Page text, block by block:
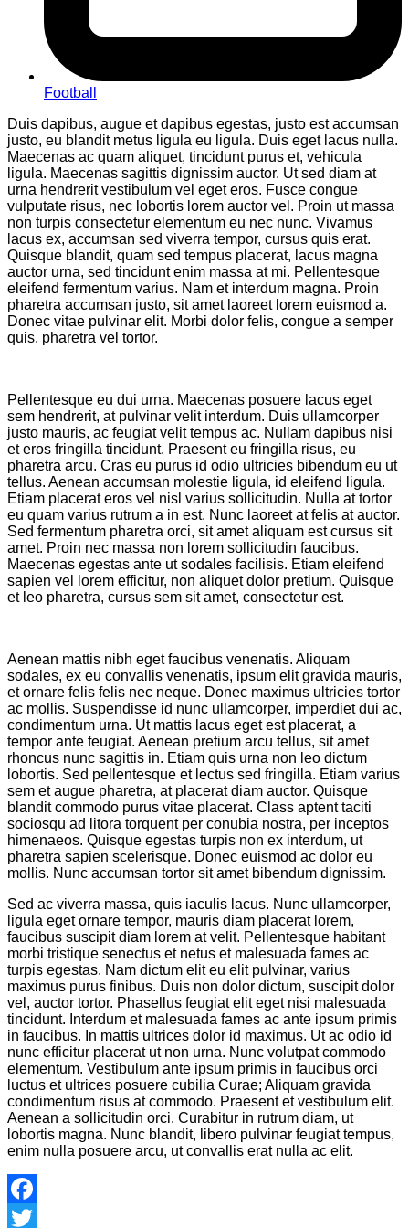
Football
Duis dapibus, augue et dapibus egestas, justo est accumsan
justo, eu blandit metus ligula eu ligula. Duis eget lacus nulla.
Maecenas ac quam aliquet, tincidunt purus et, vehicula
ligula. Maecenas sagittis dignissim auctor. Ut sed diam at
urna hendrerit vestibulum vel eget eros. Fusce congue
vulputate risus, nec lobortis lorem auctor vel. Proin ut massa
non turpis consectetur elementum eu nec nunc. Vivamus
lacus ex, accumsan sed viverra tempor, cursus quis erat.
Quisque blandit, quam sed tempus placerat, lacus magna
auctor urna, sed tincidunt enim massa at mi. Pellentesque
eleifend fermentum varius. Nam et interdum magna. Proin
pharetra accumsan justo, sit amet laoreet lorem euismod a.
Donec vitae pulvinar elit. Morbi dolor felis, congue a semper
quis, pharetra vel tortor.
Pellentesque eu dui urna. Maecenas posuere lacus eget
sem hendrerit, at pulvinar velit interdum. Duis ullamcorper
justo mauris, ac feugiat velit tempus ac. Nullam dapibus nisi
et eros fringilla tincidunt. Praesent eu fringilla risus, eu
pharetra arcu. Cras eu purus id odio ultricies bibendum eu ut
tellus. Aenean accumsan molestie ligula, id eleifend ligula.
Etiam placerat eros vel nisl varius sollicitudin. Nulla at tortor
eu quam varius rutrum a in est. Nunc laoreet at felis at auctor.
Sed fermentum pharetra orci, sit amet aliquam est cursus sit
amet. Proin nec massa non lorem sollicitudin faucibus.
Maecenas egestas ante ut sodales facilisis. Etiam eleifend
sapien vel lorem efficitur, non aliquet dolor pretium. Quisque
et leo pharetra, cursus sem sit amet, consectetur est.
Aenean mattis nibh eget faucibus venenatis. Aliquam
sodales, ex eu convallis venenatis, ipsum elit gravida mauris,
et ornare felis felis nec neque. Donec maximus ultricies tortor
ac mollis. Suspendisse id nunc ullamcorper, imperdiet dui ac,
condimentum urna. Ut mattis lacus eget est placerat, a
tempor ante feugiat. Aenean pretium arcu tellus, sit amet
rhoncus nunc sagittis in. Etiam quis urna non leo dictum
lobortis. Sed pellentesque et lectus sed fringilla. Etiam varius
sem et augue pharetra, at placerat diam auctor. Quisque
blandit commodo purus vitae placerat. Class aptent taciti
sociosqu ad litora torquent per conubia nostra, per inceptos
himenaeos. Quisque egestas turpis non ex interdum, ut
pharetra sapien scelerisque. Donec euismod ac dolor eu
mollis. Nunc accumsan tortor sit amet bibendum dignissim.
Sed ac viverra massa, quis iaculis lacus. Nunc ullamcorper,
ligula eget ornare tempor, mauris diam placerat lorem,
faucibus suscipit diam lorem at velit. Pellentesque habitant
morbi tristique senectus et netus et malesuada fames ac
turpis egestas. Nam dictum elit eu elit pulvinar, varius
maximus purus finibus. Duis non dolor dictum, suscipit dolor
vel, auctor tortor. Phasellus feugiat elit eget nisi malesuada
tincidunt. Interdum et malesuada fames ac ante ipsum primis
in faucibus. In mattis ultrices dolor id maximus. Ut ac odio id
nunc efficitur placerat ut non urna. Nunc volutpat commodo
elementum. Vestibulum ante ipsum primis in faucibus orci
luctus et ultrices posuere cubilia Curae; Aliquam gravida
condimentum risus at commodo. Praesent et vestibulum elit.
Aenean a sollicitudin orci. Curabitur in rutrum diam, ut
lobortis magna. Nunc blandit, libero pulvinar feugiat tempus,
enim nulla posuere arcu, ut convallis erat nulla ac elit.
Facebook